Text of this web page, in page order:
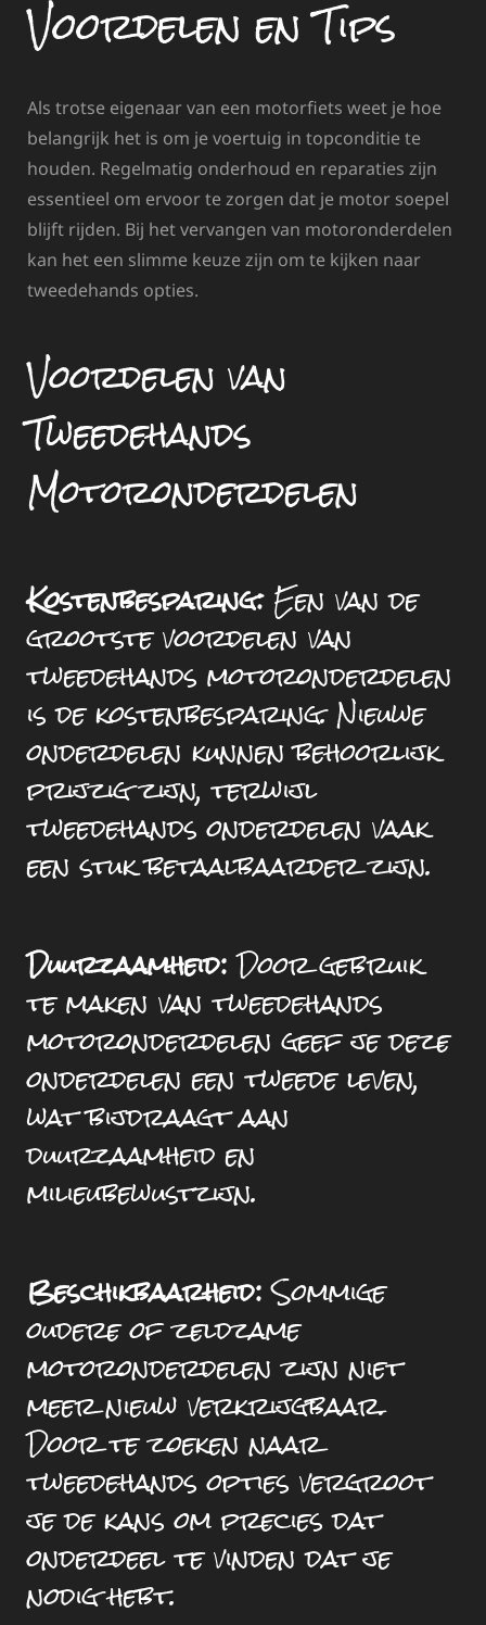
Voordelen en Tips
Als trotse eigenaar van een motorfiets weet je hoe
belangrijk het is om je voertuig in topconditie te
houden. Regelmatig onderhoud en reparaties zijn
essentieel om ervoor te zorgen dat je motor soepel
blijft rijden. Bij het vervangen van motoronderdelen
kan het een slimme keuze zijn om te kijken naar
tweedehands opties.
Voordelen van
Tweedehands
Motoronderdelen
Kostenbesparing:Een van de
grootste voordelen van
tweedehands motoronderdelen
is de kostenbesparing. Nieuwe
onderdelen kunnen behoorlijk
prijzig zijn, terwijl
tweedehands onderdelen vaak
een stuk betaalbaarder zijn.
Duurzaamheid:Door gebruik
te maken van tweedehands
motoronderdelen geef je deze
onderdelen een tweede leven,
wat bijdraagt aan
duurzaamheid en
milieubewustzijn.
Beschikbaarheid:Sommige
oudere of zeldzame
motoronderdelen zijn niet
meer nieuw verkrijgbaar.
Door te zoeken naar
tweedehands opties vergroot
je de kans om precies dat
onderdeel te vinden dat je
nodig hebt.